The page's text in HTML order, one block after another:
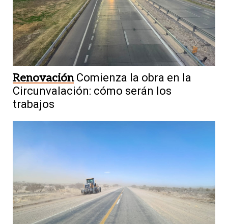
Renovación Comienza la obra en la
Circunvalación: cómo serán los
trabajos